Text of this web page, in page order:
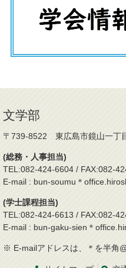
文学部
〒739-8522 東広島市鏡山一丁
(総務・人事担当)
TEL:082-424-6604 / FAX:082-
E-mail : bun-soumu＊
(学士課程担当)
TEL:082-424-6613 / FAX:082-
E-mail : bun-gaku-sien＊
※ E-mailアドレスは、＊を半角